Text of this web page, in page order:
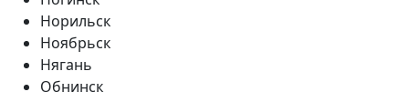
Норильск
Ноябрьск
Нягань
Обнинск